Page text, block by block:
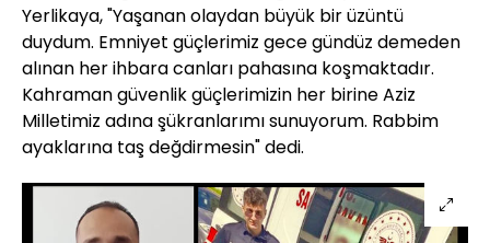
Yerlikaya, "Yaşanan olaydan büyük bir üzüntü
duydum. Emniyet güçlerimiz gece gündüz demeden
alınan her ihbara canları pahasına koşmaktadır.
Kahraman güvenlik güçlerimizin her birine Aziz
Milletimiz adına şükranlarımı sunuyorum. Rabbim
ayaklarına taş değdirmesin" dedi.